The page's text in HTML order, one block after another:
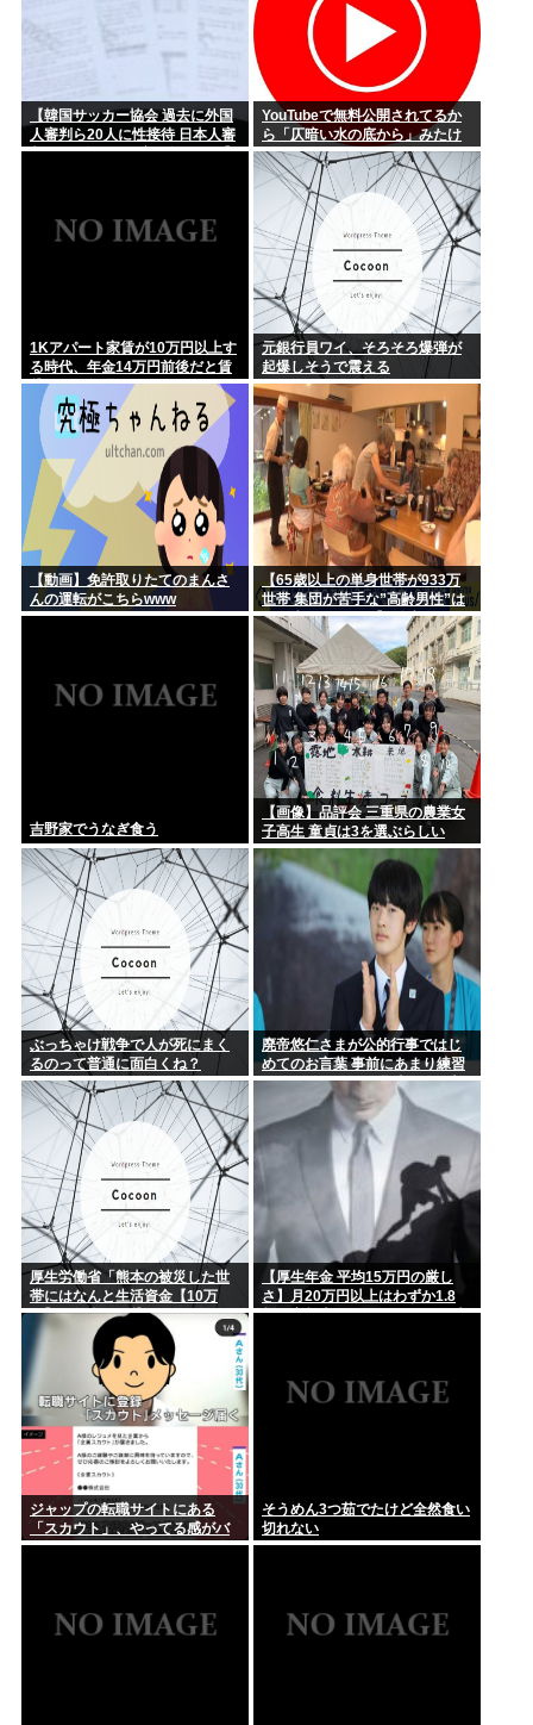
【視聴率】ゴールデン帯でテレ東がフジを上回る トップはテ
高速道路で子豚が見つかる
【韓国サッカー協会 過去に外国
人審判ら20人に性接待 日本人審
判2人も含む…一度も負けなし】
YouTubeで無料公開されてるか
ら「仄暗い水の底から」みたけ
ど
1Kアパート家賃が10万円以上す
る時代、年金14万円前後だと賃
貸の人は無理じゃね？
元銀行員ワイ、そろそろ爆弾が
起爆しそうで震える
【動画】免許取りたてのまんさ
んの運転がこちらwww
【65歳以上の単身世帯が933万
世帯 集団が苦手な”高齢男性”は
どう生きていく？】孤独死のリ
スクも…専門家 「8日以上見つ
からないのも圧倒的に男性」
吉野家でうなぎ食う
【画像】品評会 三重県の農業女
子高生 童貞は3を選ぶらしい
ぶっちゃけ戦争で人が死にまく
るのって普通に面白くね？
廃帝悠仁さまが公的行事ではじ
めてのお言葉 事前にあまり練習
してないっぽい。滑舌悪いし大
厚生労働省「熊本の被災した世
帯にはなんと生活資金【10万
円】を無利子で貸してあげま
す」
【厚生年金 平均15万円の厳し
さ】月20万円以上はわずか1.8
割、高齢夫婦は毎月4.2万円の赤
ジャップの転職サイトにある
「スカウト」、やってる感がバ
レ始めるwww
そうめん3つ茹でたけど全然食い
切れない